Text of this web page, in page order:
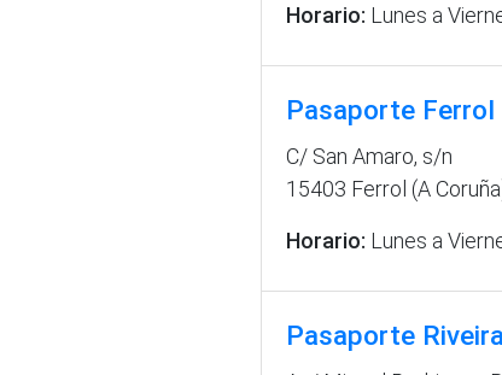
Horario: Lunes a
Pasaporte Ferrol
C/ San Amaro, s/n
15403 Ferrol (A
Horario: Lunes a
Pasaporte Riveira